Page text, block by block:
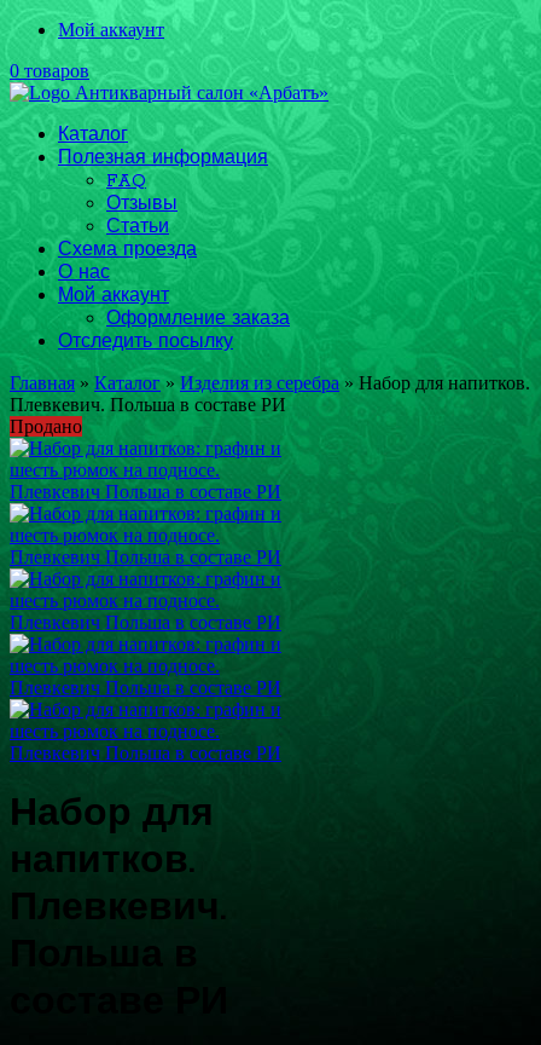
Мой аккаунт
0 товаров
Каталог
Полезная информация
FAQ
Отзывы
Статьи
Схема проезда
О нас
Мой аккаунт
Оформление заказа
Отследить посылку
Главная » Каталог» Изделия из серебра» Набор для напитков.
Плевкевич. Польша в составе РИ
Продано
Набор для
напитков.
Плевкевич.
Польша в